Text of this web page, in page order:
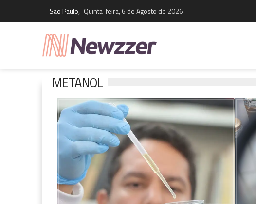
São Paulo, Quinta-feira, 6 de Agosto de 2026
METANOL